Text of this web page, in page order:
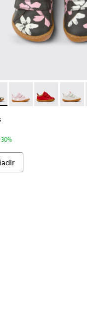
para niños.
- K800405-056 -
Twins - K800405-064
Twins -Twins